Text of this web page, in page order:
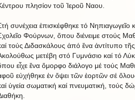
πλησίον τοῦ Ἱεροῦ Ναου.
συνέχεια ἐπισκέφθηκε τό Νηπιαγωγεῖο
Φούρνων, ὅπου διένειμε στούς
τούς Διδασκάλους ἀπό ἕνα ἀντίτυπο
μετέβη στό Γυμνάσιο καί τό
εἶχε ἕνα ὄμορφο διάλογο μέ τούς
εὐχήθηκε ἐν ὄψει τῶν ἑορτῶν σέ
ὑγεία σωματική καί πνευματική, τούς